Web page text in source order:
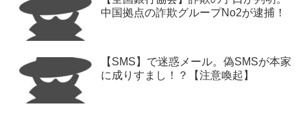
中国拠点の詐欺グループNo2が逮捕！
【SMS】で迷惑メール。偽SMSが本家
に成りすまし！？【注意喚起】